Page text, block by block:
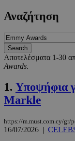
Αναζήτηση
Αποτελέσματα 1-30
Awards.
1. Υποψήφια
Markle
https://m.must.com.cy/gr/
16/07/2026 |